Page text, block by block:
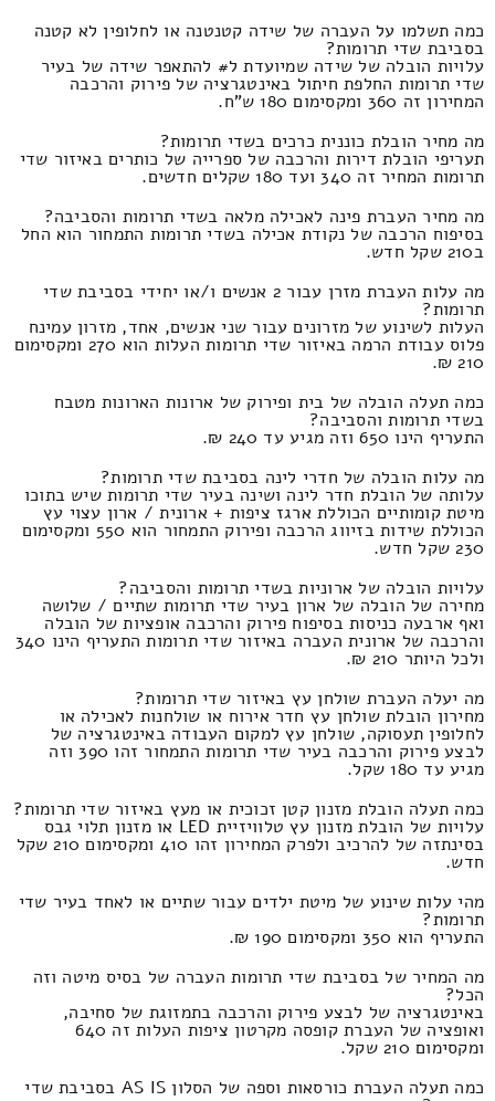
כמה תשלמו על העברה של שידה קטנטנה או לחלופין לא קטנה
בסביבת שדי תרומות?
עלויות הובלה של שידה שמיועדת ל# להתאפר שידה של בעיר
שדי תרומות החלפת חיתול באינטגרציה של פירוק והרכבה
המחירון זה 360 ומקסימום 180 ש"ח.
מה מחיר הובלת כוננית כרכים בשדי תרומות?
תעריפי הובלת דירות והרכבה של ספרייה של כותרים באיזור שדי
תרומות המחיר זה 340 ועד 180 שקלים חדשים.
מה מחיר העברת פינה לאכילה מלאה בשדי תרומות והסביבה?
בסיפוח הרכבה של נקודת אכילה בשדי תרומות התמחור הוא החל
ב210 שקל חדש.
מה עלות העברת מזרן עבור 2 אנשים ו/או יחידי בסביבת שדי
תרומות?
העלות לשינוע של מזרונים עבור שני אנשים, אחד, מזרון עמינח
פלוס עבודת הרמה באיזור שדי תרומות העלות הוא 270 ומקסימום
210 ₪.
כמה תעלה הובלה של בית ופירוק של ארונות הארונות מטבח
בשדי תרומות והסביבה?
התעריף הינו 650 וזה מגיע עד 240 ₪.
מה עלות הובלה של חדרי לינה בסביבת שדי תרומות?
עלותה של הובלת חדר לינה ושינה בעיר שדי תרומות שיש בתוכו
מיטת קומותיים הכוללת ארגז ציפות + ארונית / ארון עצוי עץ
הכוללת שידות בזיווג הרכבה ופירוק התמחור הוא 550 ומקסימום
230 שקל חדש.
עלויות הובלה של ארוניות בשדי תרומות והסביבה?
מחירה של הובלה של ארון בעיר שדי תרומות שתיים / שלושה
ואף ארבעה כניסות בסיפוח פירוק והרכבה אופציות של הובלה
והרכבה של ארונית העברה באיזור שדי תרומות התעריף הינו 340
ולכל היותר 210 ₪.
מה יעלה העברת שולחן עץ באיזור שדי תרומות?
מחירון הובלת שולחן עץ חדר אירוח או שולחנות לאכילה או
לחלופין תעסוקה, שולחן עץ למקום העבודה באינטגרציה של
לבצע פירוק והרכבה בעיר שדי תרומות התמחור זהו 390 וזה
מגיע עד 180 שקל.
כמה תעלה הובלת מזנון קטן זכוכית או מעץ באיזור שדי תרומות?
עלויות של הובלת מזנון עץ טלוויזיית LED או מזנון תלוי גבס
בסינתזה של להרכיב ולפרק המחירון זהו 410 ומקסימום 210 שקל
חדש.
מהי עלות שינוע של מיטת ילדים עבור שתיים או לאחד בעיר שדי
תרומות?
התעריף הוא 350 ומקסימום 190 ₪.
מה המחיר של בסביבת שדי תרומות העברה של בסיס מיטה וזה
הכל?
באינטגרציה של לבצע פירוק והרכבה בתמזוגת של סחיבה,
ואופציה של העברת קופסה מקרטון ציפות העלות זה 640
ומקסימום 210 שקל.
כמה תעלה העברת כורסאות וספה של הסלון AS IS בסביבת שדי